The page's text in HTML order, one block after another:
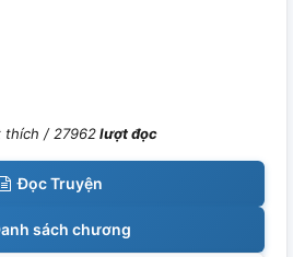
thích /27962lượt đọc
Đọc Truyện
sách chương